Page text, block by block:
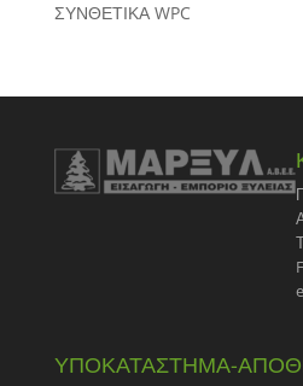
ΣΥΝΘΕΤΙΚΑ WPC
ΥΠΟΚΑΤΑΣΤΗΜΑ-